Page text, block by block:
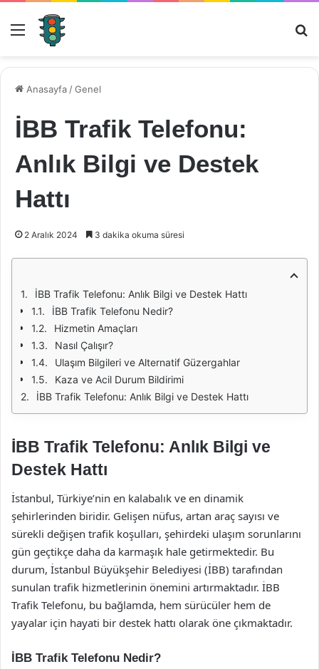
Menü
Anasayfa /Genel
İBB Trafik Telefonu:
Anlık Bilgi ve Destek
Hattı
2 Aralık 2024 3 dakika okuma süresi
İBB Trafik Telefonu: Anlık Bilgi ve Destek Hattı
İBB Trafik Telefonu Nedir?
Hizmetin Amaçları
Nasıl Çalışır?
Ulaşım Bilgileri ve Alternatif Güzergahlar
Kaza ve Acil Durum Bildirimi
İBB Trafik Telefonu: Anlık Bilgi ve Destek Hattı
İBB Trafik Telefonu: Anlık Bilgi ve
Destek Hattı
İstanbul, Türkiye’nin en kalabalık ve en dinamik
şehirlerinden biridir. Gelişen nüfus, artan araç sayısı ve
sürekli değişen trafik koşulları, şehirdeki ulaşım sorunlarını
gün geçtikçe daha da karmaşık hale getirmektedir. Bu
durum, İstanbul Büyükşehir Belediyesi (İBB) tarafından
sunulan trafik hizmetlerinin önemini artırmaktadır. İBB
Trafik Telefonu, bu bağlamda, hem sürücüler hem de
yayalar için hayati bir destek hattı olarak öne çıkmaktadır.
İBB Trafik Telefonu Nedir?